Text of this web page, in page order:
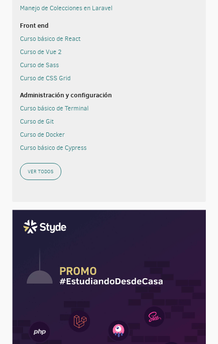
Manejo de Colecciones en Laravel
Front end
Curso básico de React
Curso de Vue 2
Curso de Sass
Curso de CSS Grid
Administración y configuración
Curso básico de Terminal
Curso de Git
Curso de Docker
Curso básico de Cypress
VER TODOS